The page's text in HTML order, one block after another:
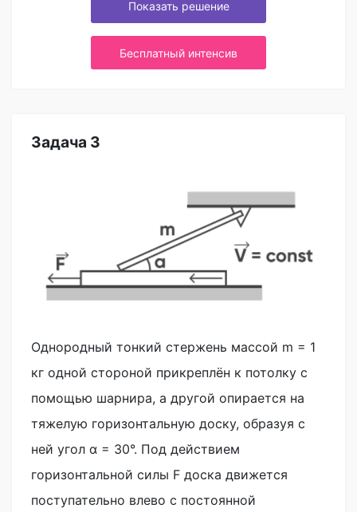
Показать решение
Бесплатный интенсив
Задача 3
Однородный тонкий стержень массой m = 1
кг одной стороной прикреплён к потолку с
помощью шарнира, а другой опирается на
тяжелую горизонтальную доску, образуя с
ней угол α = 30°. Под действием
горизонтальной силы F доска движется
поступательно влево с постоянной